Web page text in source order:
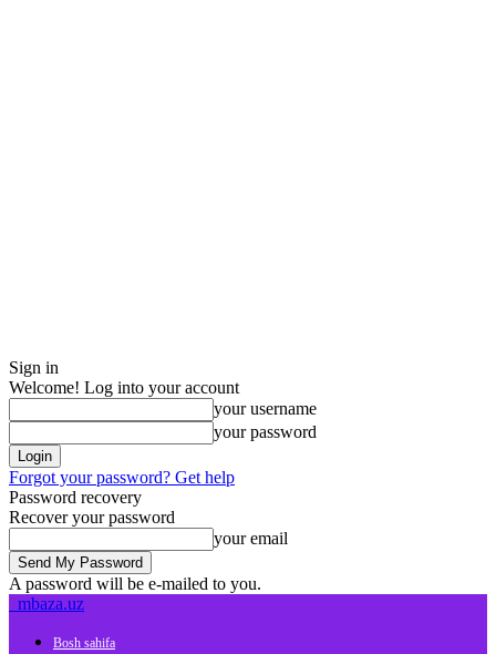
Sign in
Welcome! Log into your account
your username
your password
Forgot your password? Get help
Password recovery
Recover your password
your email
A password will be e-mailed to you.
mbaza.uz
Bosh sahifa